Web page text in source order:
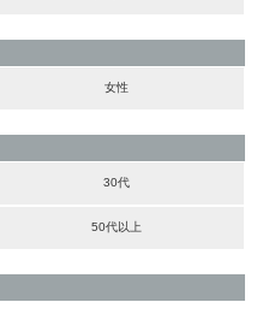
女性
30代
50代以上